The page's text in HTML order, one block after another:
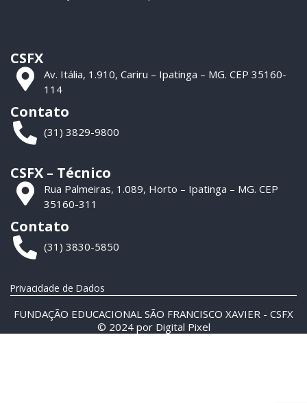
CSFX
Av. Itália, 1.910, Cariru – Ipatinga – MG. CEP 35160-
114
Contato
(31) 3829-9800
CSFX – Técnico
Rua Palmeiras, 1.089, Horto – Ipatinga – MG. CEP
35160-311
Contato
(31) 3830-5850
Privacidade de Dados
FUNDAÇÃO EDUCACIONAL SÃO FRANCISCO XAVIER - CSFX
© 2024 por Digital Pixel